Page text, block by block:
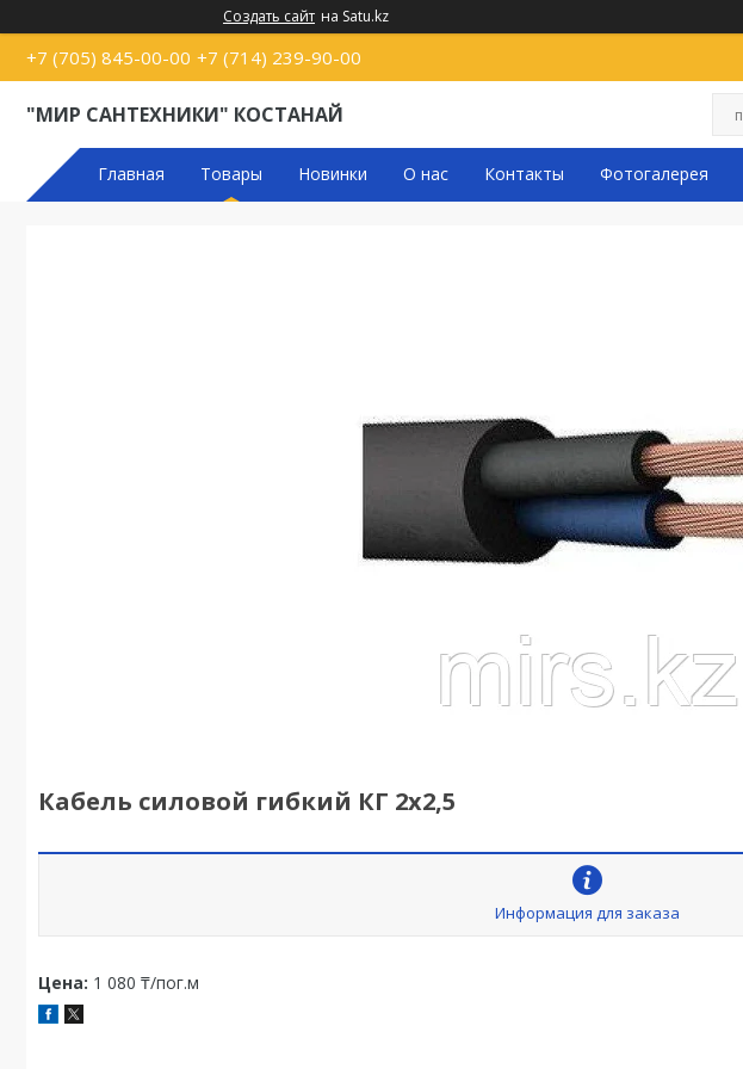
Создать сайт на Satu.kz
+7 (705) 845-00-00 +7 (714) 239-90-00
"МИР САНТЕХНИКИ" КОСТАНАЙ
Главная Товары Новинки О нас Контакты Фотогалерея
Кабель силовой гибкий КГ 2х2,5
Информация для заказа
Цена: 1 080 ₸/пог.м